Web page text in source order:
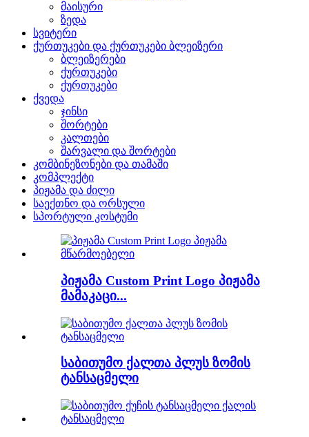
მაისური
ზედა
სვიტერი
ქურთუკები და ქურთუკები ბლეიზერი
ბლეიზერები
ქურთუკები
ქურთუკები
ქვედა
ჯინსი
შორტები
კალთები
შარვალი და შორტები
კომბინეზონები და თამაში
კომპლექტი
პიჟამა და ძილი
საექთნო და ორსული
სპორტული კოსტუმი
პიჟამა Custom Print Logo პიჟამა
მამაკაცი...
საბითუმო ქალთა პლუს ზომის
ტანსაცმელი